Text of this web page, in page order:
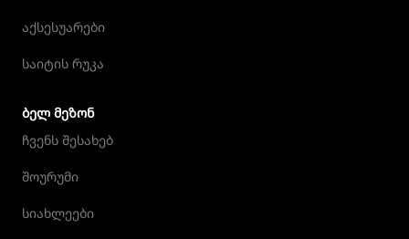
აქსესუარები
საიტის რუკა
ᲑᲔᲚ ᲛᲔᲖᲝᲜ
ჩვენს შესახებ
შოურუმი
სიახლეები